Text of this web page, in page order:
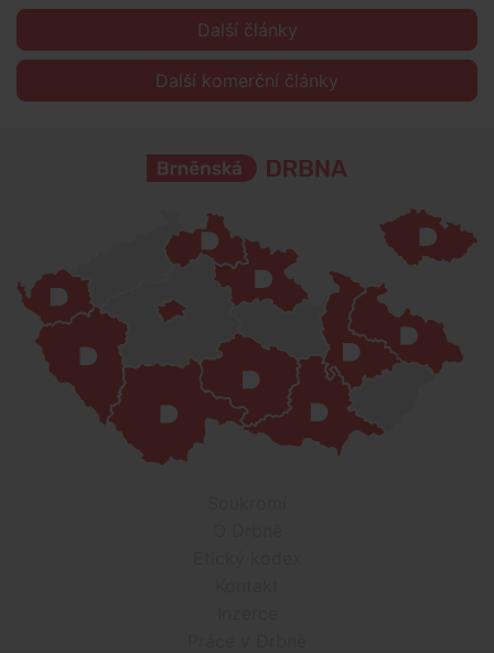
Další články
Další komerční články